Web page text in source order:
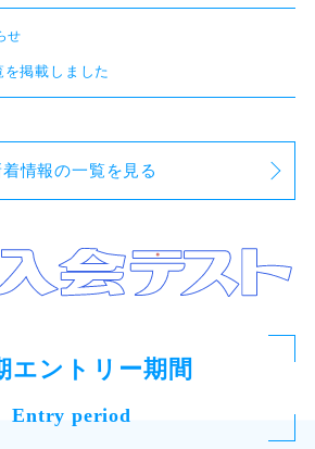
せ
掲載しました
着情報の一覧を見る
エントリー期間
Entry period